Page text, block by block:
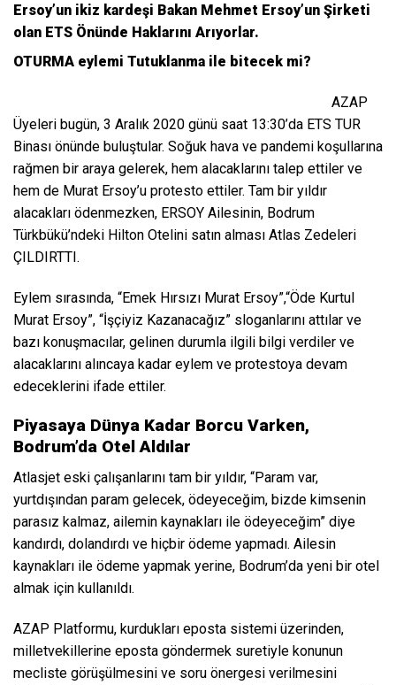
Ersoy’un ikiz kardeşi Bakan Mehmet Ersoy’un Şirketi
olan ETS Önünde Haklarını Arıyorlar.
OTURMA eylemi Tutuklanma ile bitecek mi?
AZAP
Üyeleri bugün, 3 Aralık 2020 günü saat 13:30’da ETS TUR
Binası önünde buluştular. Soğuk hava ve pandemi koşullarına
rağmen bir araya gelerek, hem alacaklarını talep ettiler ve
hem de Murat Ersoy’u protesto ettiler. Tam bir yıldır
alacakları ödenmezken, ERSOY Ailesinin, Bodrum
Türkbükü’ndeki Hilton Otelini satın alması Atlas Zedeleri
ÇILDIRTTI.
Eylem sırasında, “Emek Hırsızı Murat Ersoy”,“Öde Kurtul
Murat Ersoy”, “İşçiyiz Kazanacağız” sloganlarını attılar ve
bazı konuşmacılar, gelinen durumla ilgili bilgi verdiler ve
alacaklarını alıncaya kadar eylem ve protestoya devam
edeceklerini ifade ettiler.
Piyasaya Dünya Kadar Borcu Varken,
Bodrum’da Otel Aldılar
Atlasjet eski çalışanlarını tam bir yıldır, “Param var,
yurtdışından param gelecek, ödeyeceğim, bizde kimsenin
parasız kalmaz, ailemin kaynakları ile ödeyeceğim” diye
kandırdı, dolandırdı ve hiçbir ödeme yapmadı. Ailesin
kaynakları ile ödeme yapmak yerine, Bodrum’da yeni bir otel
almak için kullanıldı.
AZAP Platformu, kurdukları eposta sistemi üzerinden,
milletvekillerine eposta göndermek suretiyle konunun
mecliste görüşülmesini ve soru önergesi verilmesini